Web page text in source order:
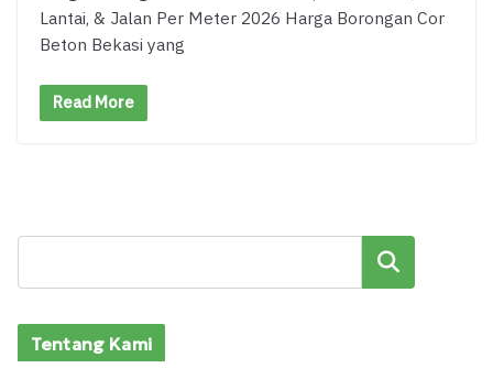
Lantai, & Jalan Per Meter 2026 Harga Borongan Cor
Beton Bekasi yang
Read More
Cari
Tentang Kami